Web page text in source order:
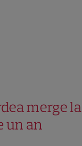
merge la
un an